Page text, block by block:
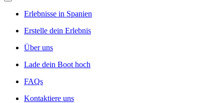
Erlebnisse in Spanien
Erstelle dein Erlebnis
Über uns
Lade dein Boot hoch
FAQs
Kontaktiere uns